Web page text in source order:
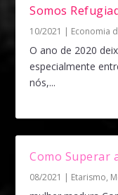
Somos
10/2021 | Economia
O ano de 2020
especialmente
nós,...
Como Superar
08/2021 | Etarismo,